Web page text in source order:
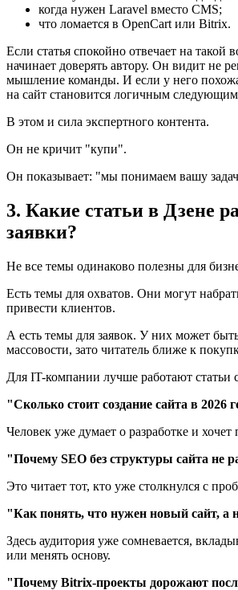
когда нужен Laravel вместо CMS;
что ломается в OpenCart или Bitrix.
Если статья спокойно отвечает на такой
начинает доверять автору. Он видит не
мышление команды. И если у него
на сайт становится логичным
В этом и сила экспертного контента.
Он не кричит "купи".
Он показывает: "мы понимаем вашу
3. Какие статьи в Дзене
заявки?
Не все темы одинаково полезны для
Есть темы для охватов. Они могут
привести клиентов.
А есть темы для заявок. У них может
массовости, зато читатель ближе к
Для IT-компании лучше работают статьи
"Сколько стоит создание сайта в 2026
Человек уже думает о разработке и хочет
"Почему SEO без структуры сайта не
Это читает тот, кто уже столкнулся с
"Как понять, что нужен новый сайт, а
Здесь аудитория уже сомневается,
или менять основу.
"Почему Bitrix-проекты дорожают